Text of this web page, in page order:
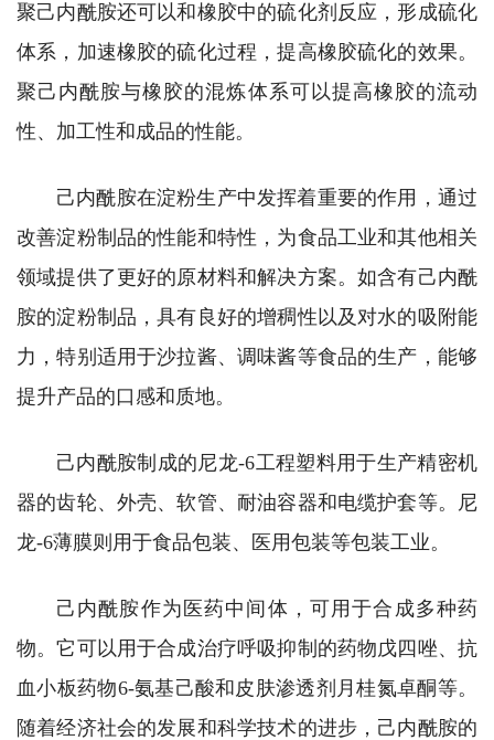
聚己内酰胺还可以和橡胶中的硫化剂反应，形成硫化
体系，加速橡胶的硫化过程，提高橡胶硫化的效果。
聚己内酰胺与橡胶的混炼体系可以提高橡胶的流动
性、加工性和成品的性能。
己内酰胺在淀粉生产中发挥着重要的作用，通过
改善淀粉制品的性能和特性，为食品工业和其他相关
领域提供了更好的原材料和解决方案。如含有己内酰
胺的淀粉制品，具有良好的增稠性以及对水的吸附能
力，特别适用于沙拉酱、调味酱等食品的生产，能够
提升产品的口感和质地。
己内酰胺制成的尼龙-6工程塑料用于生产精密机
器的齿轮、外壳、软管、耐油容器和电缆护套等。尼
龙-6薄膜则用于食品包装、医用包装等包装工业。
己内酰胺作为医药中间体，可用于合成多种药
物。它可以用于合成治疗呼吸抑制的药物戊四唑、抗
血小板药物6-氨基己酸和皮肤渗透剂月桂氮卓酮等。
随着经济社会的发展和科学技术的进步，己内酰胺的